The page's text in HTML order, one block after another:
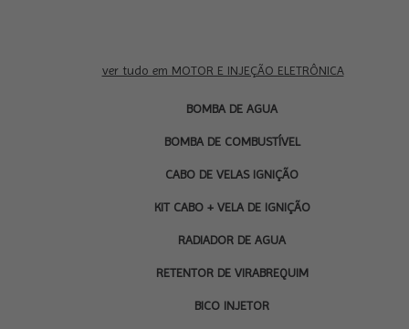
ver tudo em MOTOR E INJEÇÃO ELETRÔNICA
BOMBA DE AGUA
BOMBA DE COMBUSTÍVEL
CABO DE VELAS IGNIÇÃO
KIT CABO + VELA DE IGNIÇÃO
RADIADOR DE AGUA
RETENTOR DE VIRABREQUIM
BICO INJETOR